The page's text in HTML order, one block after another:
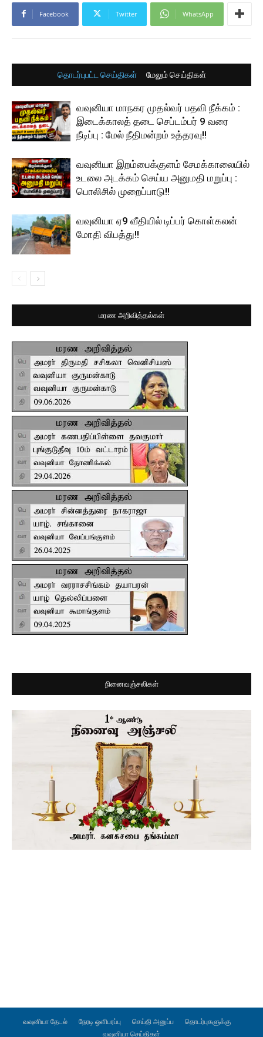
Facebook Twitter WhatsApp
தொடர்புபட்ட செய்திகள் மேலும் செய்திகள்
வவுனியா மாநகர முதல்வர் பதவி நீக்கம் :
இடைக்காலத் தடை செப்டம்பர் 9 வரை
நீடிப்பு : மேல் நீதிமன்றம் உத்தரவு!!
வவுனியா இறம்பைக்குளம் சேமக்காலையில்
உடலை அடக்கம் செய்ய அனுமதி மறுப்பு :
பொலிசில் முறைப்பாடு!!
வவுனியா ஏ9 வீதியில் டிப்பர் கொள்கலன்
மோதி விபத்து!!
மரண அறிவித்தல்கள்
நினைவஞ்சலிகள்
வவுனியா தேடல் நேரடி ஒளிபரப்பு செய்தி அனுப்ப
தொடர்புகளுக்கு
வவுனியா செய்திகள்